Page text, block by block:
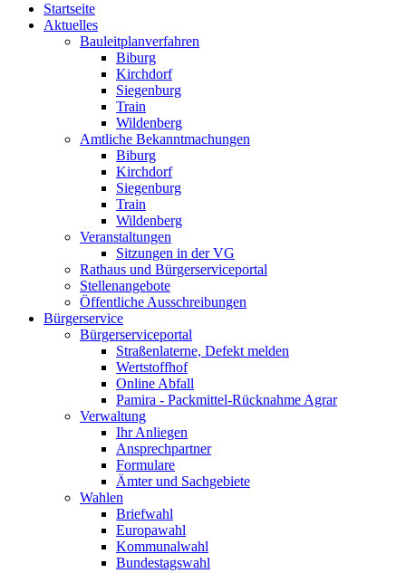
Startseite
Aktuelles
Bauleitplanverfahren
Biburg
Kirchdorf
Siegenburg
Train
Wildenberg
Amtliche Bekanntmachungen
Biburg
Kirchdorf
Siegenburg
Train
Wildenberg
Veranstaltungen
Sitzungen in der VG
Rathaus und Bürgerserviceportal
Stellenangebote
Öffentliche Ausschreibungen
Bürgerservice
Bürgerserviceportal
Straßenlaterne, Defekt melden
Wertstoffhof
Online Abfall
Pamira - Packmittel-Rücknahme Agrar
Verwaltung
Ihr Anliegen
Ansprechpartner
Formulare
Ämter und Sachgebiete
Wahlen
Briefwahl
Europawahl
Kommunalwahl
Bundestagswahl